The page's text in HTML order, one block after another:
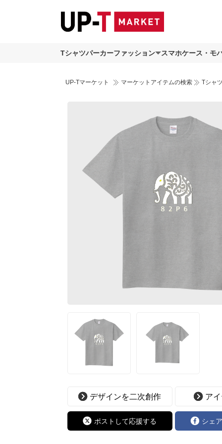
Tシャツパーカーファッション スマホケース・モ
UP-Tマーケット マーケットアイテムの検索 Tシャ
デザインを二次創作 ア
ポストして応援する シェ